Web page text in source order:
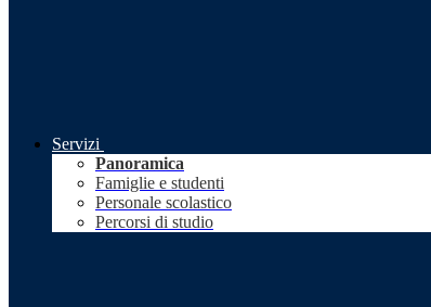
Servizi
Panoramica
Famiglie e studenti
Personale scolastico
Percorsi di studio